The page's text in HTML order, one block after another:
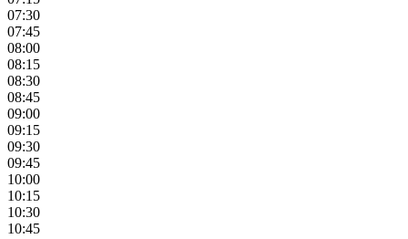
07:30
07:45
08:00
08:15
08:30
08:45
09:00
09:15
09:30
09:45
10:00
10:15
10:30
10:45